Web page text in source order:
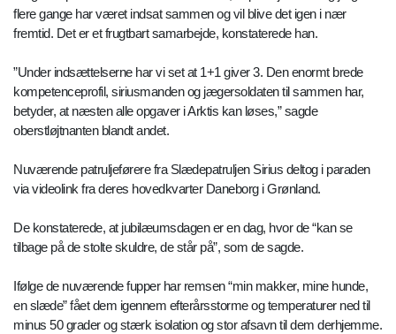
flere gange har været indsat sammen og vil blive det igen i nær
fremtid. Det er et frugtbart samarbejde, konstaterede han.
”Under indsættelserne har vi set at 1+1 giver 3. Den enormt brede
kompetenceprofil, siriusmanden og jægersoldaten til sammen har,
betyder, at næsten alle opgaver i Arktis kan løses,” sagde
oberstløjtnanten blandt andet.
Nuværende patruljeførere fra Slædepatruljen Sirius deltog i paraden
via videolink fra deres hovedkvarter Daneborg i Grønland.
De konstaterede, at jubilæumsdagen er en dag, hvor de “kan se
tilbage på de stolte skuldre, de står på”, som de sagde.
Ifølge de nuværende fupper har remsen “min makker, mine hunde,
en slæde” fået dem igennem efterårsstorme og temperaturer ned til
minus 50 grader og stærk isolation og stor afsavn til dem derhjemme.